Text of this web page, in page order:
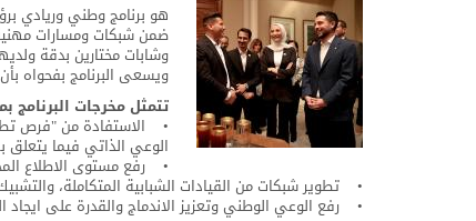
هو برنامج وطني وريادي
ضمن شبكات ومسارات
وشابات مختارين بدقة
ويسعى البرنامج بفحواه
تتمثل مخرجات البرنامج
• الاستفادة من "فرص
الوعي الذاتي فيما يتعلق
• رفع مستوى الاطلاع
• تطوير شبكات من القيادات الشبابية المتكاملة،
• رفع الوعي الوطني وتعزيز الاندماج والقدرة على ايجاد